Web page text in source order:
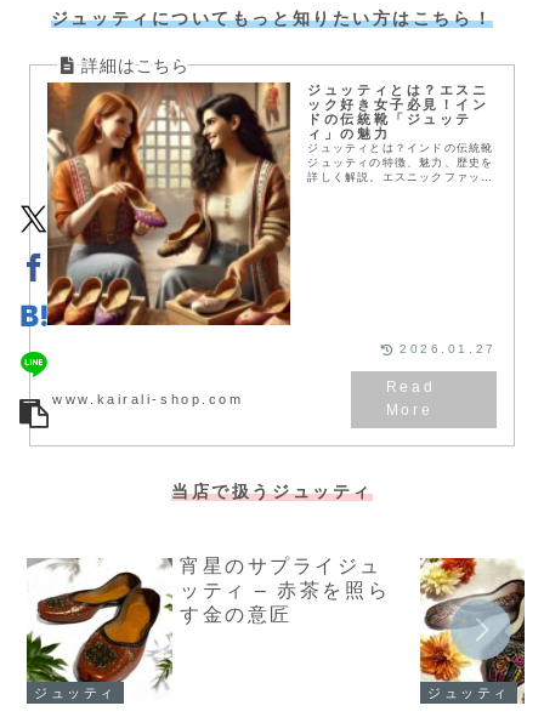
ジュッティについてもっと知りたい方はこちら！
ジュッティとは？エスニ
ック好き女子必見！イン
ドの伝統靴「ジュッテ
ィ」の魅力
ジュッティとは？インドの伝統靴
ジュッティの特徴、魅力、歴史を
詳しく解説。エスニックファッシ
www.kairali-shop.com
2026.01.27
当店で扱うジュッティ
ジュッティ
宵星のサプライジュ
ッティ – 赤茶を照ら
す金の意匠
ジュッティ